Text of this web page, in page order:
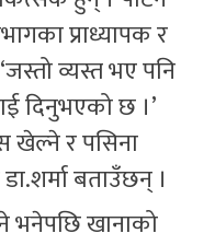
प्राध्यापक र
व्यस्त भए पनि
दिनुभएको छ ।’
खेल्ने र पसिना
बताउँछन् ।
भनेपछि खानाको